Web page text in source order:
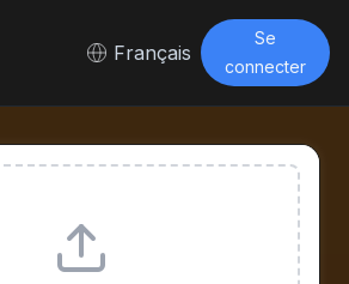
Français
Se
connecter